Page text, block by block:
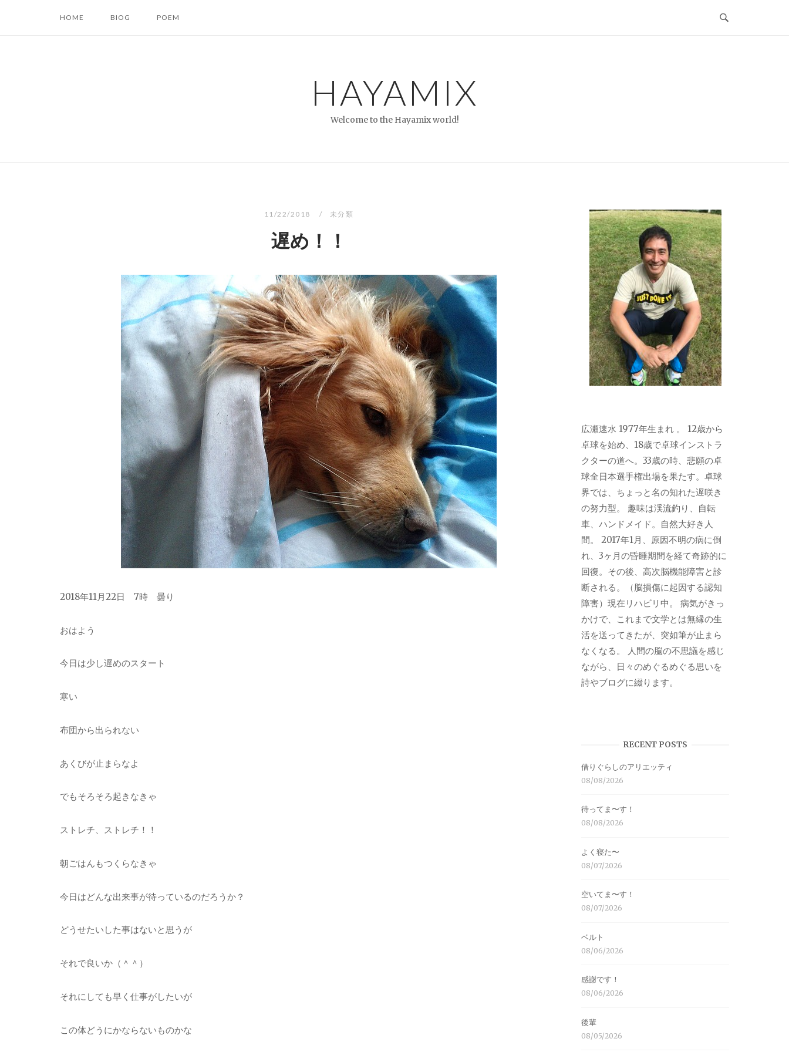
HOME BIOG POEM
HAYAMIX
Welcome to the Hayamix world!
11/22/2018 未分類
遅め！！
2018年11月22日 7時 曇り
おはよう
今日は少し遅めのスタート
寒い
布団から出られない
あくびが止まらなよ
でもそろそろ起きなきゃ
ストレチ、ストレチ！！
朝ごはんもつくらなきゃ
今日はどんな出来事が待っているのだろうか？
どうせたいした事はないと思うが
それで良いか（＾＾）
それにしても早く仕事がしたいが
この体どうにかならないものかな
広瀬速水 1977年生まれ 。 12歳から
卓球を始め、18歳で卓球インストラ
クターの道へ。33歳の時、悲願の卓
球全日本選手権出場を果たす。卓球
界では、ちょっと名の知れた遅咲き
の努力型。 趣味は渓流釣り、自転
車、ハンドメイド。自然大好き人
間。 2017年1月、原因不明の病に倒
れ、3ヶ月の昏睡期間を経て奇跡的に
回復。その後、高次脳機能障害と診
断される。（脳損傷に起因する認知
障害）現在リハビリ中。 病気がきっ
かけで、これまで文学とは無縁の生
活を送ってきたが、突如筆が止まら
なくなる。 人間の脳の不思議を感じ
ながら、日々のめぐるめぐる思いを
詩やブログに綴ります。
RECENT POSTS
借りぐらしのアリエッティ
08/08/2026
待ってま〜す！
08/08/2026
よく寝た〜
08/07/2026
空いてま〜す！
08/07/2026
ベルト
08/06/2026
感謝です！
08/06/2026
後輩
08/05/2026